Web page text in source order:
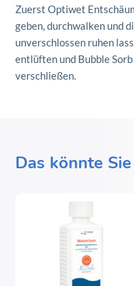
Zuerst Optiwet
geben, durchwalken und
unverschlossen ruhen
entlüften und Bubble
verschließen.
Das könnte